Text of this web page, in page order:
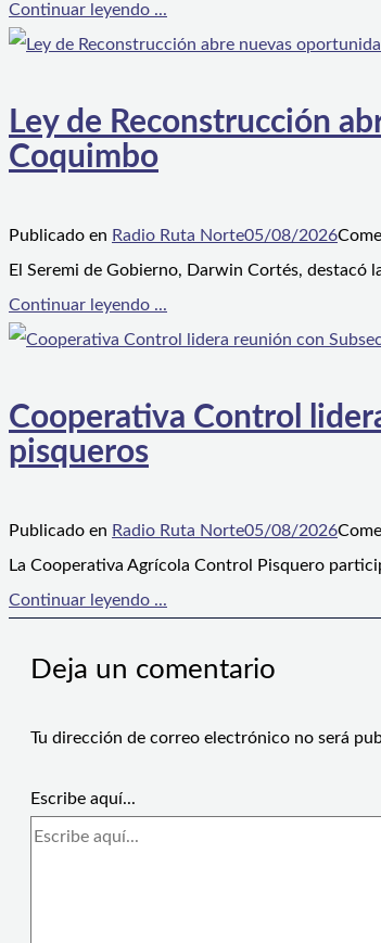
Continuar leyendo ...
Ley de Reconstrucción
Coquimbo
Publicado en Radio Ruta Norte05/08/2026
El Seremi de Gobierno, Darwin Cortés, destacó
Continuar leyendo ...
Cooperativa Control
pisqueros
Publicado en Radio Ruta Norte05/08/2026
La Cooperativa Agrícola Control Pisquero
Continuar leyendo ...
Deja un comentario
Tu dirección de correo electrónico no será
Escribe aquí...